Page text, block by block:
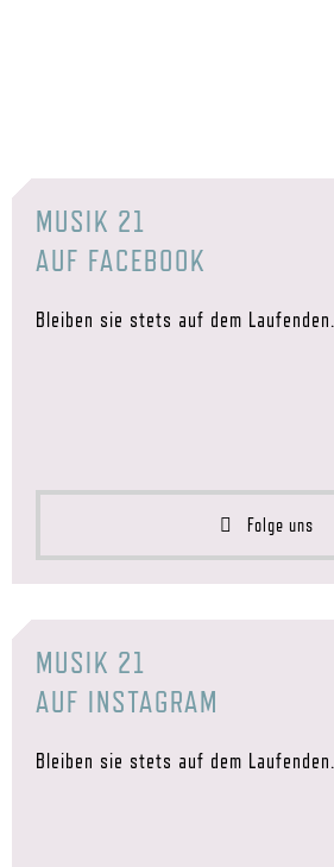
MUSIK 21
AUF FACEBOOK
Bleiben sie stets auf dem Laufenden.
Folge uns
MUSIK 21
AUF INSTAGRAM
Bleiben sie stets auf dem Laufenden.